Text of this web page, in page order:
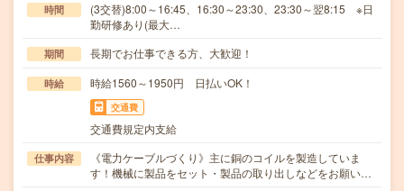
時間
(3交替)8:00～16:45、16:30～23:30、23:30～翌8:15 ※日
勤研修あり(最大…
期間 長期でお仕事できる方、大歓迎！
時給 時給1560～1950円 日払いOK！
交通費
交通費規定内支給
仕事内容
《電力ケーブルづくり》主に銅のコイルを製造していま
す！機械に製品をセット・製品の取り出しなどをお願い…